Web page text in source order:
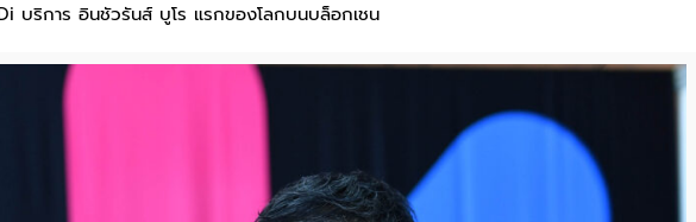
บริการ อินชัวรันส์ บูโร แรกของโลกบนบล็อกเชน